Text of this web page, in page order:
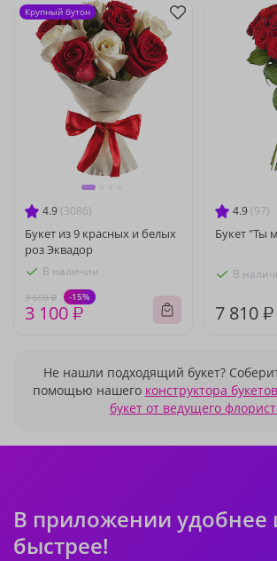
4.9 (3086)
Букет из 9 красных и белых
роз Эквадор
В наличии
3 650 ₽ -15%
3 100 ₽
Крупный бутон
4.9 (97)
Букет "Ты
В
7 810 ₽
Не нашли подходящий букет?
помощью нашего конструктора букетов
букет от ведущего
В приложении удобнее
быстрее!